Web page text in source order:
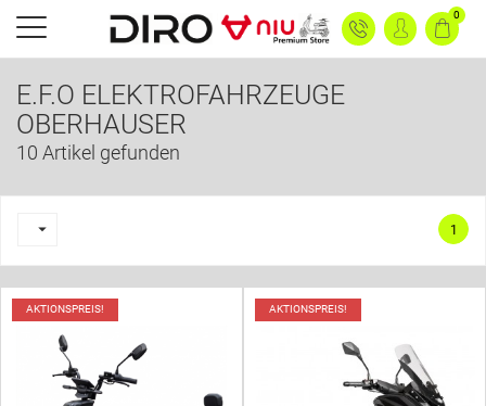
0
E.F.O ELEKTROFAHRZEUGE
OBERHAUSER
10 Artikel gefunden
 1
AKTIONSPREIS! AKTIONSPREIS!